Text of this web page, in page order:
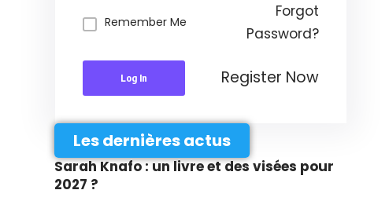
Remember Me
Forgot
Password?
Log In Register Now
Les dernières actus
Sarah Knafo : un livre et des visées pour
2027 ?